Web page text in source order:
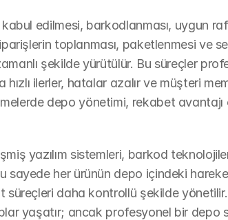
edilmesi, barkodlanması, uygun
toplanması, paketlenmesi ve
şekilde yürütülür. Bu süreçler
hızlı ilerler, hatalar azalır ve müşteri
depo yönetimi, rekabet avantajı
yazılım sistemleri, barkod
sayede her ürünün depo içindeki
süreçleri daha kontrollü şekilde
yaşatır; ancak profesyonel bir depo